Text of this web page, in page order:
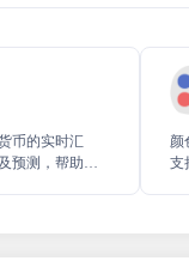
币的实时汇
预测，帮助用
颜
支